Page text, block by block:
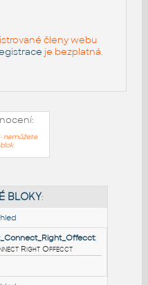
členy webu
je bezplatná.
nemůžete